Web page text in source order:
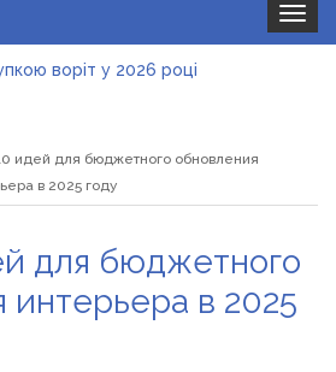
Toggle
воріт у 2026 році
та як її уникнути
Хіларі для захисту шкіри від
лучших магазинов Украины
идей для бюджетного обновления
в 2025 году
для бюджетного
интерьера в 2025